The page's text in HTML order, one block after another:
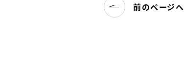
前のページへ